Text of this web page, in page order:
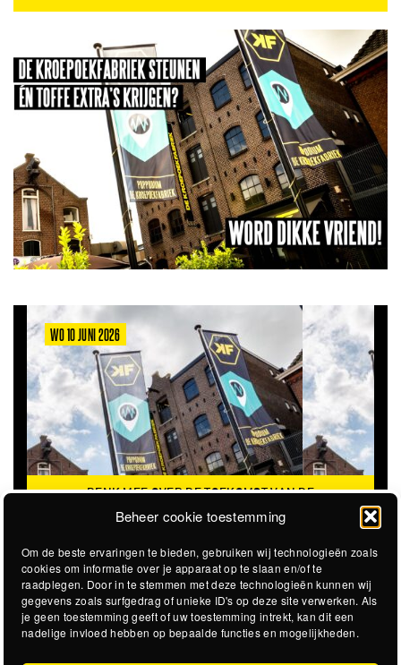
Beheer cookie toestemming
Om de beste ervaringen te bieden, gebruiken wij technologieën zoals
cookies om informatie over je apparaat op te slaan en/of te
raadplegen. Door in te stemmen met deze technologieën kunnen wij
gegevens zoals surfgedrag of unieke ID's op deze site verwerken. Als
je geen toestemming geeft of uw toestemming intrekt, kan dit een
nadelige invloed hebben op bepaalde functies en mogelijkheden.
WO 10 JUNI 2026
DENK MEE OVER DE TOEKOMST VAN DE
KROEPOEKFABRIEK